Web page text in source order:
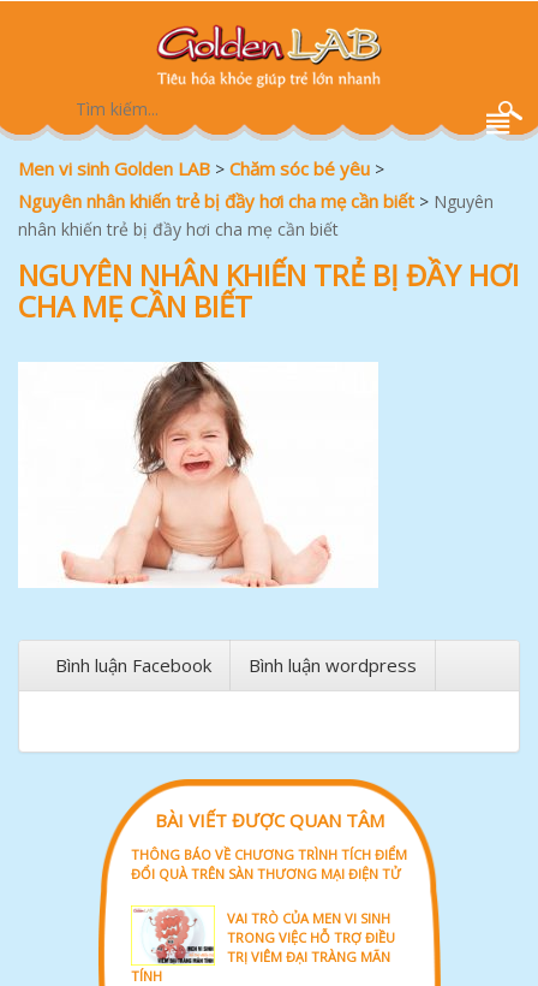
Men vi sinh Golden LAB > Chăm sóc bé yêu >
Nguyên nhân khiến trẻ bị đầy hơi cha mẹ cần biết > Nguyên
nhân khiến trẻ bị đầy hơi cha mẹ cần biết
NGUYÊN NHÂN KHIẾN TRẺ BỊ ĐẦY HƠI
CHA MẸ CẦN BIẾT
Bình luận Facebook Bình luận wordpress
BÀI VIẾT ĐƯỢC QUAN TÂM
THÔNG BÁO VỀ CHƯƠNG TRÌNH TÍCH ĐIỂM
ĐỔI QUÀ TRÊN SÀN THƯƠNG MẠI ĐIỆN TỬ
VAI TRÒ CỦA MEN VI SINH
TRONG VIỆC HỖ TRỢ ĐIỀU
TRỊ VIÊM ĐẠI TRÀNG MÃN
TÍNH